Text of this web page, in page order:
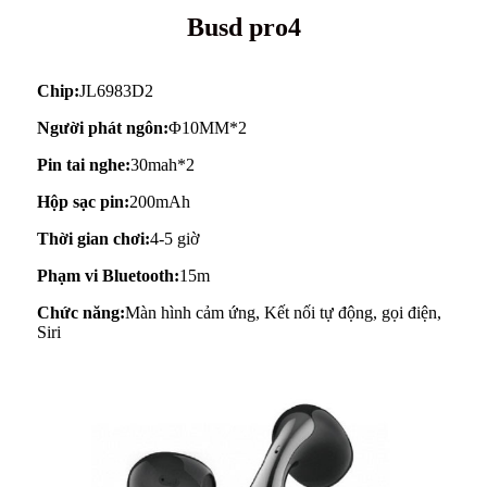
Busd pro4
Chip:JL6983D2
Người phát ngôn:Φ10MM*2
Pin tai nghe:30mah*2
Hộp sạc pin:200mAh
Thời gian chơi:4-5 giờ
Phạm vi Bluetooth:15m
Chức năng:Màn hình cảm ứng, Kết nối tự động, gọi điện,
Siri